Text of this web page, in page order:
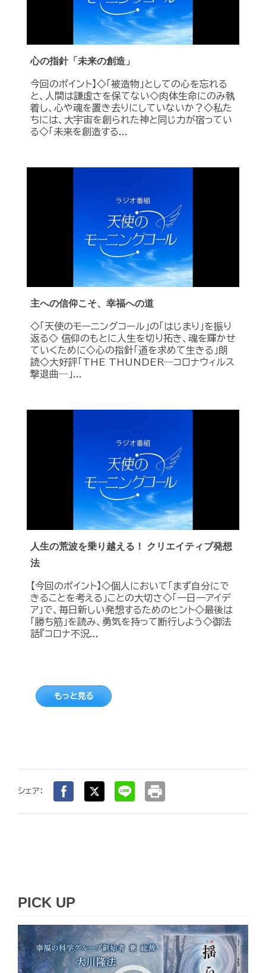
心の指針「未来の創造」
今回のポイント】◇「被造物」としての心を忘れる
と、人間は謙虚さを保てない◇肉体生命にのみ執
着し、心や魂を置き去りにしていないか？◇私た
ちには、大宇宙を創られた神と同じ力が宿ってい
る◇「未来を創造する...
主への信仰こそ、幸福への道
◇「天使のモーニングコール」の「はじまり」を振り
返る◇ 信仰のもとに人生を切り拓き、魂を輝かせ
ていくために◇心の指針「道を求めて生きる」朗
読◇大好評「THE THUNDER―コロナウィルス
撃退曲―」...
人生の荒波を乗り越える！ クリエイティブ発想
法
【今回のポイント】◇個人において「まず自分にで
きることを考える」ことの大切さ◇「一日一アイデ
ア」で、毎日新しい発想するためのヒント◇最後は
「勝ち筋」を読み、勇気を持って断行しよう◇御法
話『コロナ不況...
もっと見る
シェア： print
PICK UP